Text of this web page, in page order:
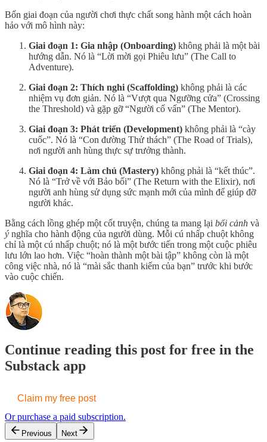
Bốn giai đoạn của người chơi thực chất song hành một cách hoàn
hảo với mô hình này:
Giai đoạn 1: Gia nhập (Onboarding) không phải là một bài
hướng dẫn. Nó là “Lời mời gọi Phiêu lưu” (The Call to
Adventure).
Giai đoạn 2: Thích nghi (Scaffolding) không phải là các
nhiệm vụ đơn giản. Nó là “Vượt qua Ngưỡng cửa” (Crossing
the Threshold) và gặp gỡ “Người cố vấn” (The Mentor).
Giai đoạn 3: Phát triển (Development) không phải là “cày
cuốc”. Nó là “Con đường Thử thách” (The Road of Trials),
nơi người anh hùng thực sự trưởng thành.
Giai đoạn 4: Làm chủ (Mastery) không phải là “kết thúc”.
Nó là “Trở về với Bảo bối” (The Return with the Elixir), nơi
người anh hùng sử dụng sức mạnh mới của mình để giúp đỡ
người khác.
Bằng cách lồng ghép một cốt truyện, chúng ta mang lại bối cảnh và
ý nghĩa cho hành động của người dùng. Mỗi cú nhấp chuột không
chỉ là một cú nhấp chuột; nó là một bước tiến trong một cuộc phiêu
lưu lớn lao hơn. Việc “hoàn thành một bài tập” không còn là một
công việc nhà, nó là “mài sắc thanh kiếm của bạn” trước khi bước
vào cuộc chiến.
Continue reading this post for free in the
Substack app
Claim my free post
Or purchase a paid subscription.
Previous Next